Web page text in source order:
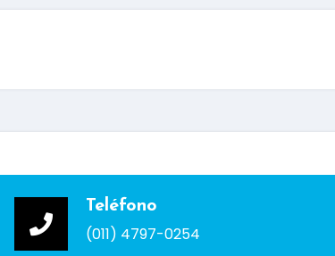
Teléfono
(011) 4797-0254